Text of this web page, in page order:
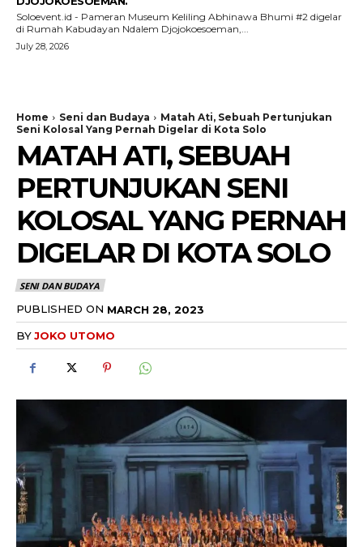
Soloevent.id - Pameran Museum Keliling Abhinawa Bhumi #2 digelar
di Rumah Kabudayan Ndalem Djojokoesoeman,...
July 28, 2026